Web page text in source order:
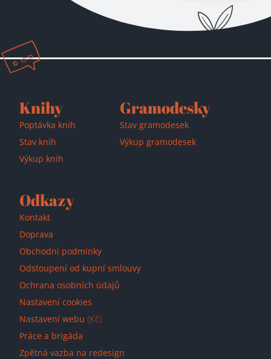
Přidáno do košíku!
Knihy
Poptávka knih
Stav knih
Výkup knih
Gramodesky
Stav gramodesek
Výkup gramodesek
Odkazy
Kontakt
Doprava
Obchodní podmínky
Odstoupení od kupní smlouvy
Ochrana osobních údajů
Nastavení cookies
Nastavení webu (Kč)
Práce a brigáda
Zpětná vazba na redesign